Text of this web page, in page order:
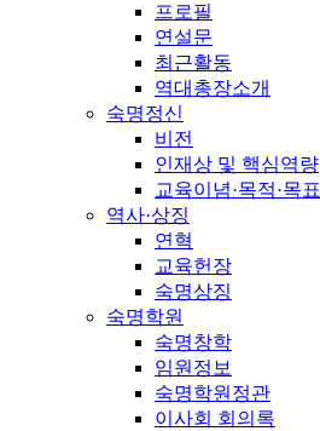
프로필
연설문
최근활동
역대총장소개
숙명정신
비전
인재상 및 핵심역량
교육이념·목적·목표
역사·상징
연혁
교육헌장
숙명상징
숙명학원
숙명창학
임원정보
숙명학원정관
이사회 회의록